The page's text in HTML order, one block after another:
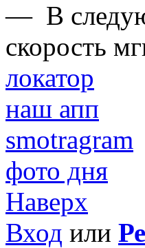
— В
скорость
локатор
наш апп
smotragram
фото дня
Наверх
Вход или